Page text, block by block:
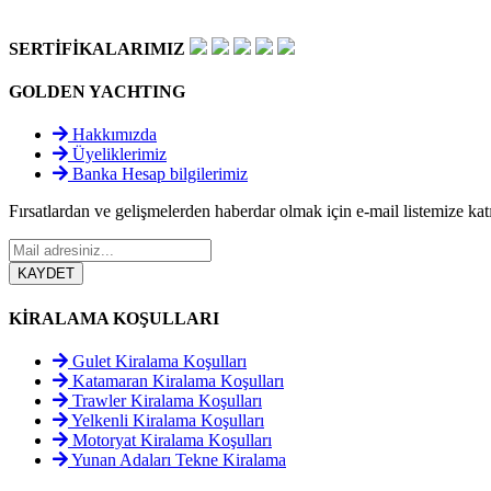
SERTİFİKALARIMIZ
GOLDEN YACHTING
Hakkımızda
Üyeliklerimiz
Banka Hesap bilgilerimiz
Fırsatlardan ve gelişmelerden haberdar olmak için e-mail listemize
KİRALAMA KOŞULLARI
Gulet Kiralama Koşulları
Katamaran Kiralama Koşulları
Trawler Kiralama Koşulları
Yelkenli Kiralama Koşulları
Motoryat Kiralama Koşulları
Yunan Adaları Tekne Kiralama